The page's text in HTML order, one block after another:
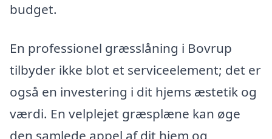
budget.
En professionel græsslåning i Bovrup
tilbyder ikke blot et serviceelement; det er
også en investering i dit hjems æstetik og
værdi. En velplejet græsplæne kan øge
den samlede appel af dit hjem og